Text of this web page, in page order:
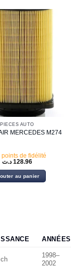
PIECES AUTO
MERCEDES M274
points de fidélité
128.96 د.ت
au panier
ANNÉES
1998–
2002